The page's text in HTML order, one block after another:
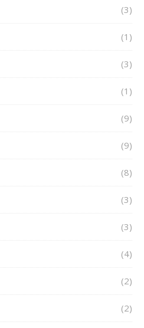
(3)
(1)
(3)
(1)
(9)
(9)
(8)
(3)
(3)
(4)
(2)
(2)